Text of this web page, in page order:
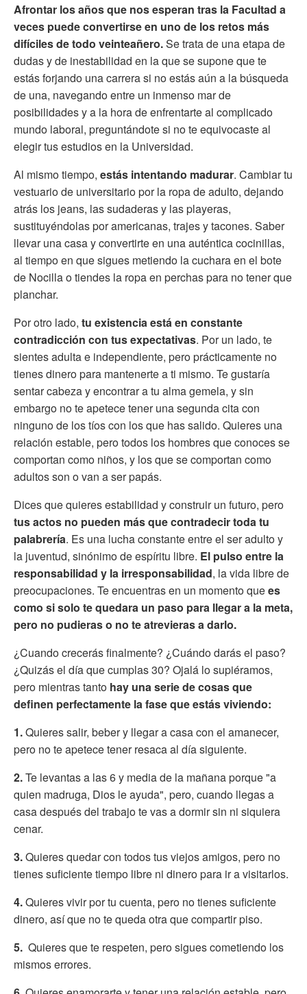
Afrontar los años que nos esperan tras la Facultad a
veces puede convertirse en uno de los retos más
difíciles de todo veinteañero.Se trata de una etapa de
dudas y de inestabilidad en la que se supone que te
estás forjando una carrera si no estás aún a la búsqueda
de una, navegando entre un inmenso mar de
posibilidades y a la hora de enfrentarte al complicado
mundo laboral, preguntándote si no te equivocaste al
elegir tus estudios en la Universidad.
Al mismo tiempo, estás intentando madurar. Cambiar tu
vestuario de universitario por la ropa de adulto, dejando
atrás los jeans, las sudaderas y las playeras,
sustituyéndolas por americanas, trajes y tacones. Saber
llevar una casa y convertirte en una auténtica cocinillas,
al tiempo en que sigues metiendo la cuchara en el bote
de Nocilla o tiendes la ropa en perchas para no tener que
planchar.
Por otro lado, tu existencia está en constante
contradicción con tus expectativas. Por un lado, te
sientes adulta e independiente, pero prácticamente no
tienes dinero para mantenerte a ti mismo. Te gustaría
sentar cabeza y encontrar a tu alma gemela, y sin
embargo no te apetece tener una segunda cita con
ninguno de los tíos con los que has salido. Quieres una
relación estable, pero todos los hombres que conoces se
comportan como niños, y los que se comportan como
adultos son o van a ser papás.
Dices que quieres estabilidad y construir un futuro, pero
tus actos no pueden más que contradecir toda tu
palabrería. Es una lucha constante entre el ser adulto y
la juventud, sinónimo de espíritu libre. El pulso entre la
responsabilidad y la irresponsabilidad, la vida libre de
preocupaciones. Te encuentras en un momento quees
como si solo te quedara un paso para llegar a la meta,
pero no pudieras o no te atrevieras a darlo.
¿Cuando crecerás finalmente? ¿Cuándo darás el paso?
¿Quizás el día que cumplas 30? Ojalá lo supiéramos,
pero mientras tanto hay una serie de cosas que
definen perfectamente la fase que estás viviendo:
1.Quieres salir, beber y llegar a casa con el amanecer,
pero no te apetece tener resaca al día siguiente.
2.Te levantas a las 6 y media de la mañana porque "a
quien madruga, Dios le ayuda", pero, cuando llegas a
casa después del trabajo te vas a dormir sin ni siquiera
cenar.
3.Quieres quedar con todos tus viejos amigos, pero no
tienes suficiente tiempo libre ni dinero para ir a visitarlos.
4.Quieres vivir por tu cuenta, pero no tienes suficiente
dinero, así que no te queda otra que compartir piso.
5. Quieres que te respeten, pero sigues cometiendo los
mismos errores.